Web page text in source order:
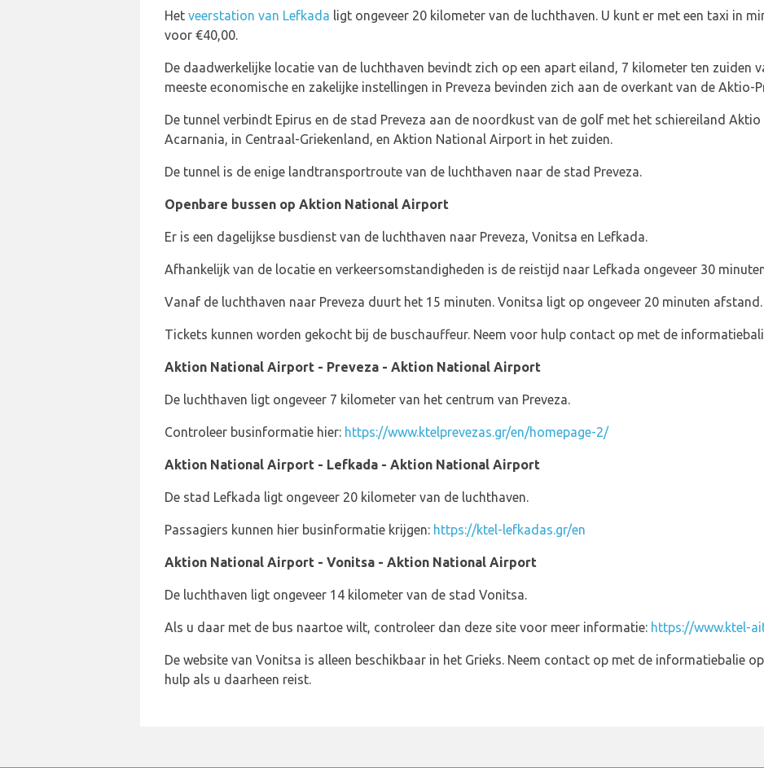
Het veerstation van Lefkada ligt ongeveer 20 kilometer van de luchthaven. U kunt er met een taxi in
voor €40,00.
De daadwerkelijke locatie van de luchthaven bevindt zich op een apart eiland, 7 kilometer ten zuiden
meeste economische en zakelijke instellingen in Preveza bevinden zich aan de overkant van de Aktio-
De tunnel verbindt Epirus en de stad Preveza aan de noordkust van de golf met het schiereiland
Acarnania, in Centraal-Griekenland, en Aktion National Airport in het zuiden.
De tunnel is de enige landtransportroute van de luchthaven naar de stad Preveza.
Openbare bussen op Aktion National Airport
Er is een dagelijkse busdienst van de luchthaven naar Preveza, Vonitsa en Lefkada.
Afhankelijk van de locatie en verkeersomstandigheden is de reistijd naar Lefkada ongeveer 30
Vanaf de luchthaven naar Preveza duurt het 15 minuten. Vonitsa ligt op ongeveer 20 minuten afstand.
Tickets kunnen worden gekocht bij de buschauffeur. Neem voor hulp contact op met de
Aktion National Airport - Preveza - Aktion National Airport
De luchthaven ligt ongeveer 7 kilometer van het centrum van Preveza.
Controleer businformatie hier: https://www.ktelprevezas.gr/en/homepage-2/
Aktion National Airport - Lefkada - Aktion National Airport
De stad Lefkada ligt ongeveer 20 kilometer van de luchthaven.
Passagiers kunnen hier businformatie krijgen: https://ktel-lefkadas.gr/en
Aktion National Airport - Vonitsa - Aktion National Airport
De luchthaven ligt ongeveer 14 kilometer van de stad Vonitsa.
Als u daar met de bus naartoe wilt, controleer dan deze site voor meer informatie: https://www.ktel-
De website van Vonitsa is alleen beschikbaar in het Grieks. Neem contact op met de informatiebalie
hulp als u daarheen reist.